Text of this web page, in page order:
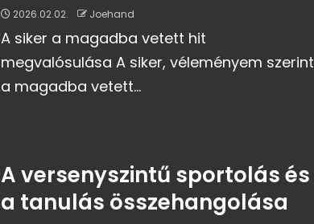
2026.02.02. Joehand
A siker a magadba vetett hit
megvalósulása A siker, véleményem szerint
a magadba vetett...
A versenyszintű sportolás és
a tanulás összehangolása